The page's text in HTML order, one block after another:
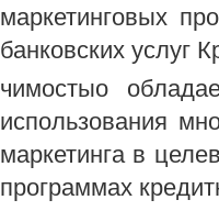
маркетинговых
банковских услуг
чимостыо
использования
маркетинга в
программах